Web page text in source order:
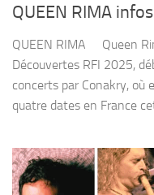
QUEEN RIMA
QUEEN RIMA Queen
Découvertes RFI 2025,
concerts par Conakry, où
quatre dates en France